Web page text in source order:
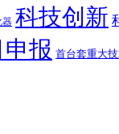
器 科技创新
报 首台套重大